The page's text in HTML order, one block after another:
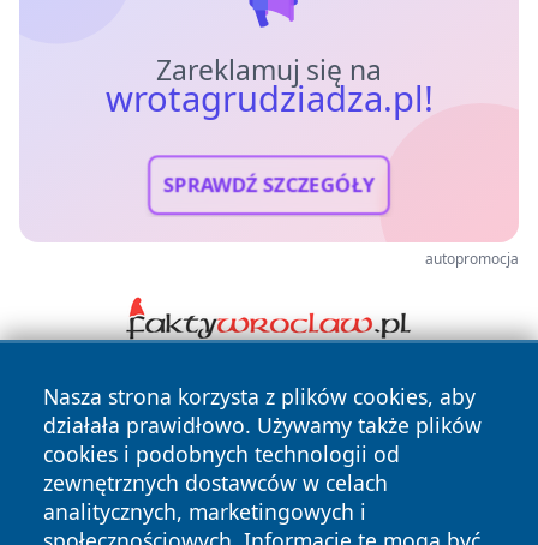
Zareklamuj się na
wrotagrudziadza.pl!
SPRAWDŹ SZCZEGÓŁY
autopromocja
Nasza strona korzysta z plików cookies, aby
działała prawidłowo. Używamy także plików
cookies i podobnych technologii od
zewnętrznych dostawców w celach
analitycznych, marketingowych i
Copyright © 2026 wrotagrudziadza.pl Wszystkie prawa